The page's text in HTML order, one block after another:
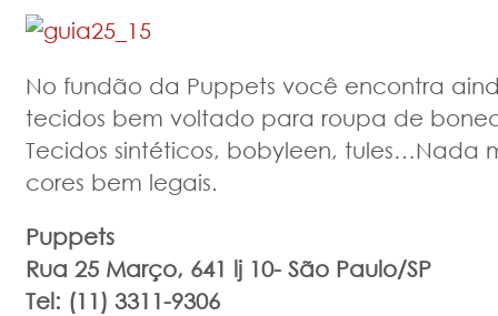
No fundão da Puppets você encontra
tecidos bem voltado para roupa de
Tecidos sintéticos, bobyleen, tules…Nada
cores bem legais.
Puppets
Rua 25 Março, 641 lj 10- São Paulo/SP
Tel: (11) 3311-9306